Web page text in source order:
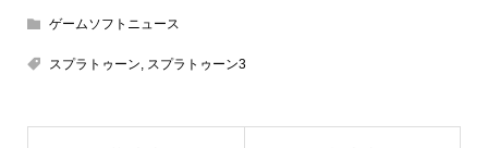
ゲームソフトニュース
スプラトゥーン, スプラトゥーン3